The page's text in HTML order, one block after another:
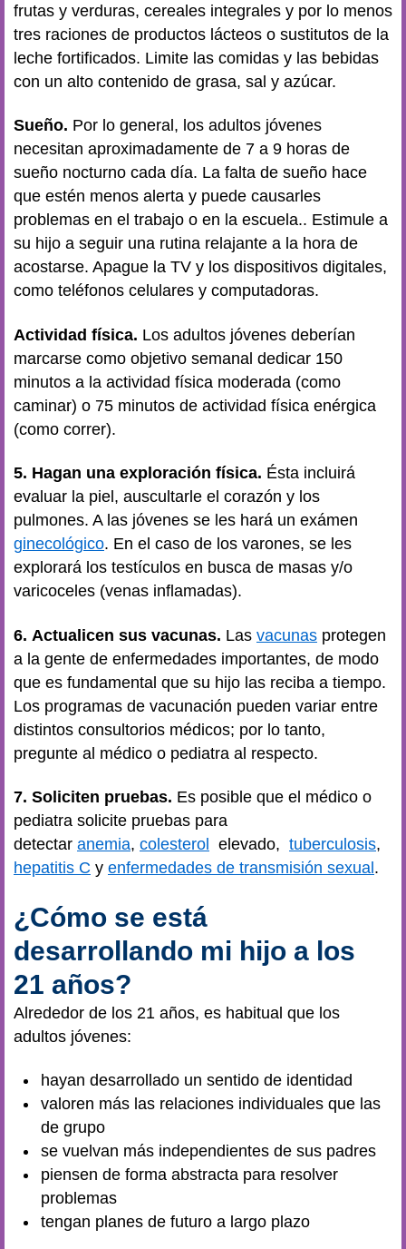
frutas y verduras, cereales integrales y por lo menos
tres raciones de productos lácteos o sustitutos de la
leche fortificados. Limite las comidas y las bebidas
con un alto contenido de grasa, sal y azúcar.
Sueño. Por lo general, los adultos jóvenes
necesitan aproximadamente de 7 a 9 horas de
sueño nocturno cada día. La falta de sueño hace
que estén menos alerta y puede causarles
problemas en el trabajo o en la escuela.. Estimule a
su hijo a seguir una rutina relajante a la hora de
acostarse. Apague la TV y los dispositivos digitales,
como teléfonos celulares y computadoras.
Actividad física. Los adultos jóvenes deberían
marcarse como objetivo semanal dedicar 150
minutos a la actividad física moderada (como
caminar) o 75 minutos de actividad física enérgica
(como correr).
5. Hagan una exploración física. Ésta incluirá
evaluar la piel, auscultarle el corazón y los
pulmones. A las jóvenes se les hará un exámen
ginecológico. En el caso de los varones, se les
explorará los testículos en busca de masas y/o
varicoceles (venas inflamadas).
6. Actualicen sus vacunas. Las vacunas protegen
a la gente de enfermedades importantes, de modo
que es fundamental que su hijo las reciba a tiempo.
Los programas de vacunación pueden variar entre
distintos consultorios médicos; por lo tanto,
pregunte al médico o pediatra al respecto.
7. Soliciten pruebas. Es posible que el médico o
pediatra solicite pruebas para
detectar anemia, colesterol elevado, tuberculosis,
hepatitis C y enfermedades de transmisión sexual .
¿Cómo se está
desarrollando mi hijo a los
21 años?
Alrededor de los 21 años, es habitual que los
adultos jóvenes:
hayan desarrollado un sentido de identidad
valoren más las relaciones individuales que las
de grupo
se vuelvan más independientes de sus padres
piensen de forma abstracta para resolver
problemas
tengan planes de futuro a largo plazo